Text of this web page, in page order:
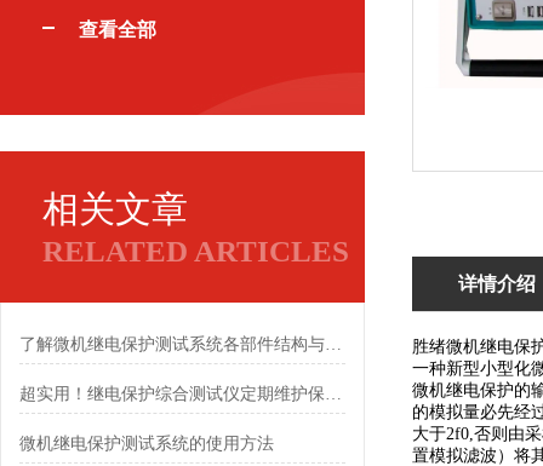
查看全部
相关文章
RELATED ARTICLES
了解微机继电保护测试系统各部件结构与功能优势
超实用！继电保护综合测试仪定期维护保养方法大汇总
微机继电保护测试系统的使用方法
详情介绍
胜绪微机继电保
一种新型小型化
微机继电保护的
的模拟量必先经
大于2f0,否则由
置模拟滤波）将